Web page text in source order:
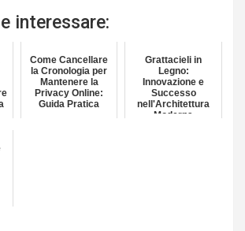
interessare:
Come Cancellare
la Cronologia per
Mantenere la
Privacy Online:
Guida Pratica
Grattacieli in
Legno:
Innovazione e
Successo
nell'Architettura
Moderna